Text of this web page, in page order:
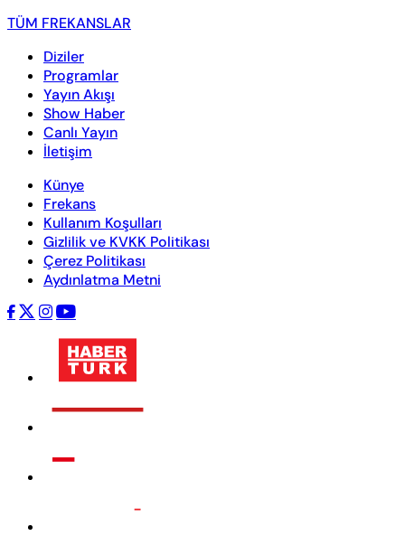
TÜM FREKANSLAR
Diziler
Programlar
Yayın Akışı
Show Haber
Canlı Yayın
İletişim
Künye
Frekans
Kullanım Koşulları
Gizlilik ve KVKK Politikası
Çerez Politikası
Aydınlatma Metni